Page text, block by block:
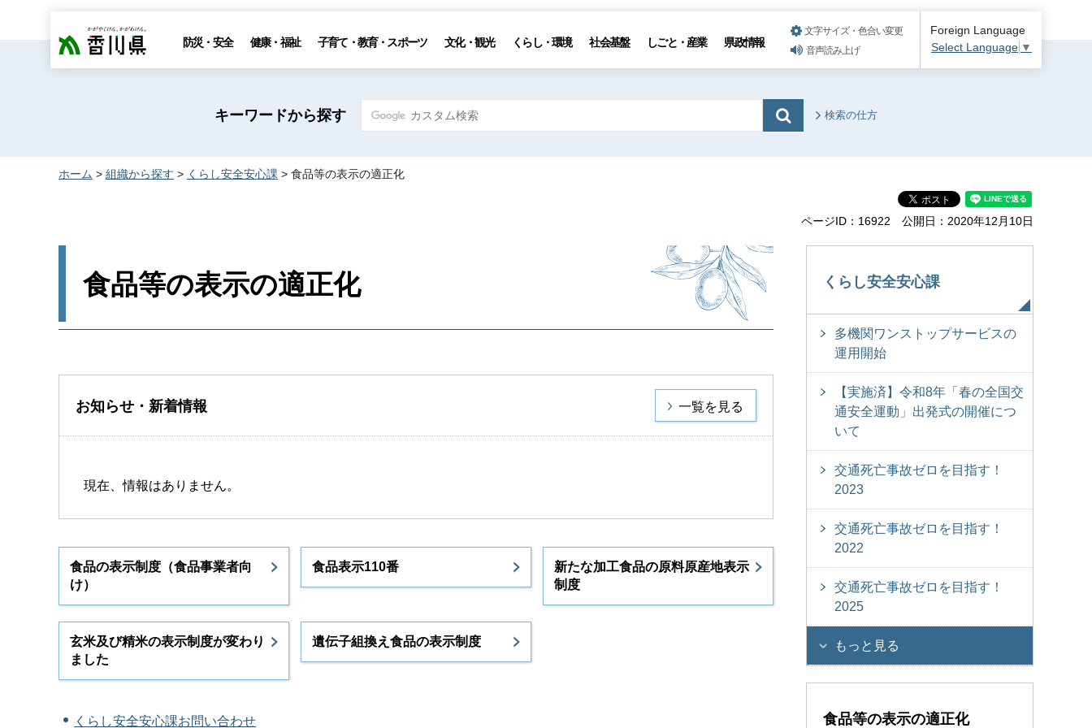
香川県 防災・安全 健康・福祉 子育て・教育・スポーツ 文化・観光 くらし・環境 社会基盤 しごと・産業 県政情報
文字サイズ・色合い変更
音声読み上げ
Foreign Language
Select Language ▼
キーワードから探す 検索の仕方
ホーム > 組織から探す > くらし安全安心課 > 食品等の表示の適正化
ページID：16922 公開日：2020年12月10日
食品等の表示の適正化
お知らせ・新着情報 一覧を見る
現在、情報はありません。
食品の表示制度（食品事業者向
け）
食品表示110番
新たな加工食品の原料原産地表示
制度
玄米及び精米の表示制度が変わり
ました
遺伝子組換え食品の表示制度
くらし安全安心課お問い合わせ
くらし安全安心課
多機関ワンストップサービスの
運用開始
【実施済】令和8年「春の全国交
通安全運動」出発式の開催につ
いて
交通死亡事故ゼロを目指す！
2023
交通死亡事故ゼロを目指す！
2022
交通死亡事故ゼロを目指す！
2025
もっと見る
食品等の表示の適正化